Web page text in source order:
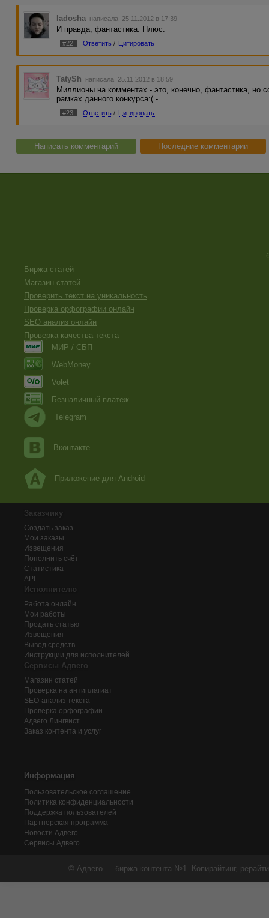
ladosha написала 25.11.2012 в 17:39
И правда, фантастика. Плюс.
#22 Ответить / Цитировать
TatySh написала 25.11.2012 в 18:59
Миллионы на комментах - это, конечно, фантастика, но
рамках данного конкурса:( -
#23 Ответить / Цитировать
Написать комментарий Последние комментарии
Биржа статей
Магазин статей
Проверить текст на уникальность
Проверка орфографии онлайн
SEO анализ онлайн
Проверка качества текста
МИР / СБП
WebMoney
Volet
Безналичный платеж
Telegram
Вконтакте
Приложение для Android
Заказчику
Создать заказ
Мои заказы
Извещения
Пополнить счёт
Статистика
API
Исполнителю
Работа онлайн
Мои работы
Продать статью
Извещения
Вывод средств
Инструкции для исполнителей
Сервисы Адвего
Магазин статей
Проверка на антиплагиат
SEO-анализ текста
Проверка орфографии
Адвего Лингвист
Заказ контента и услуг
Информация
Пользовательское соглашение
Политика конфиденциальности
Поддержка пользователей
Партнерская программа
Новости Адвего
Сервисы Адвего
© Адвего — биржа контента №1. Копирайтинг,